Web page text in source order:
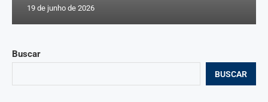
Buscar
BUSCAR
19 de junho de 2026